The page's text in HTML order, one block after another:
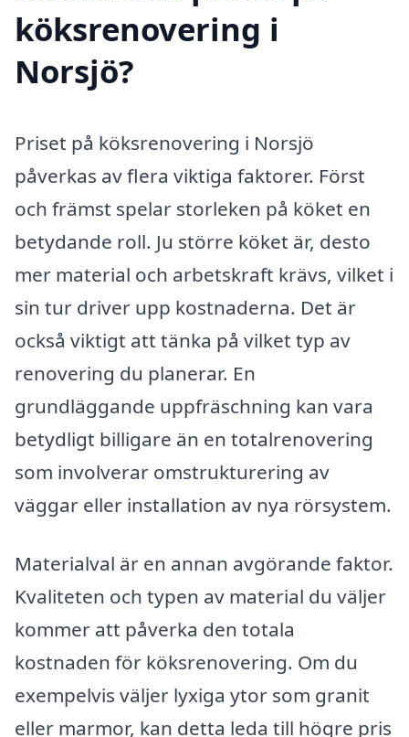
köksrenovering i
Norsjö?
Priset på köksrenovering i Norsjö
påverkas av flera viktiga faktorer. Först
och främst spelar storleken på köket en
betydande roll. Ju större köket är, desto
mer material och arbetskraft krävs, vilket i
sin tur driver upp kostnaderna. Det är
också viktigt att tänka på vilket typ av
renovering du planerar. En
grundläggande uppfräschning kan vara
betydligt billigare än en totalrenovering
som involverar omstrukturering av
väggar eller installation av nya rörsystem.
Materialval är en annan avgörande faktor.
Kvaliteten och typen av material du väljer
kommer att påverka den totala
kostnaden för köksrenovering. Om du
exempelvis väljer lyxiga ytor som granit
eller marmor, kan detta leda till högre pris